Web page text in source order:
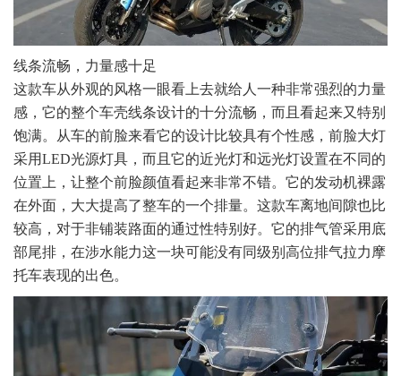
线条流畅，力量感十足
这款车从外观的风格一眼看上去就给人一种非常强烈的力量
感，它的整个车壳线条设计的十分流畅，而且看起来又特别
饱满。从车的前脸来看它的设计比较具有个性感，前脸大灯
采用LED光源灯具，而且它的近光灯和远光灯设置在不同的
位置上，让整个前脸颜值看起来非常不错。它的发动机裸露
在外面，大大提高了整车的一个排量。这款车离地间隙也比
较高，对于非铺装路面的通过性特别好。它的排气管采用底
部尾排，在涉水能力这一块可能没有同级别高位排气拉力摩
托车表现的出色。